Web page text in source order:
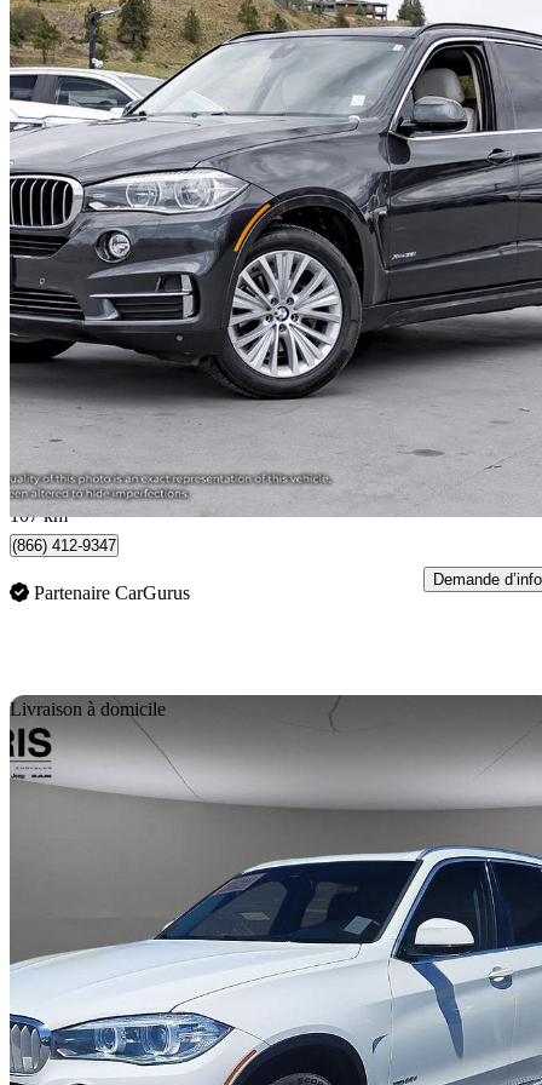
2014 BMW X5
xDrive35i AWD127 333 km
16 990 $ Affaire
298 $/mois env.
Kelowna, BC
107 km
(866) 412-9347
Partenaire CarGurus
Demande d’info
Livraison à domicile
2018 BMW X5